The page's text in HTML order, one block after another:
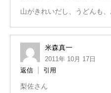
山がきれいだし、うどんも、
米森真一
2011年 10月 17日
返信
引用
梨佐さん